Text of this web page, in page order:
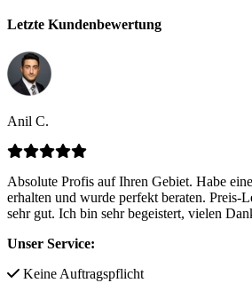
Letzte Kundenbewertung
Anil C.
Absolute Profis auf Ihren Gebiet. Habe
erhalten und wurde perfekt beraten. Preis-
sehr gut. Ich bin sehr begeistert, vielen
Unser Service:
Keine Auftragspflicht